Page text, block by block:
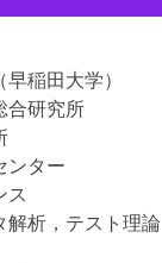
稲田大学）
合研究所
ンター
ス
解析，テスト理論